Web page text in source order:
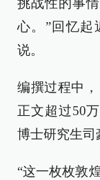
挑战性的事
心。”回忆起
说。
编撰过程中，
正文超过50
博士研究生司
“这一枚枚敦